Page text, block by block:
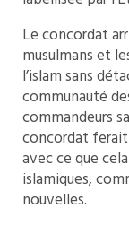
Le concordat
musulmans et
l’islam sans
communauté
commandeurs
concordat ferait
avec ce que
islamiques,
nouvelles.